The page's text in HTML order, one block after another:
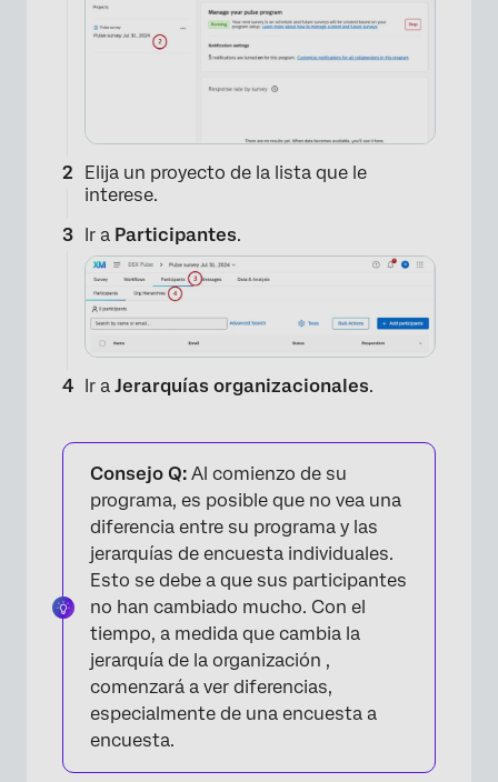
Elija un proyecto de la lista que le
interese.
Ir a Participantes.
Ir a Jerarquías organizacionales.
Consejo Q: Al comienzo de su
programa, es posible que no vea una
diferencia entre su programa y las
jerarquías de encuesta individuales.
Esto se debe a que sus participantes
no han cambiado mucho. Con el
tiempo, a medida que cambia la
jerarquía de la organización ,
comenzará a ver diferencias,
especialmente de una encuesta a
encuesta.